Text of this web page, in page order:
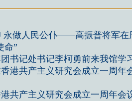
永做人民公仆——高振普将军在
命”
书记处书记李柯勇前来我馆学
港共产主义研究会成立一周年
共产主义研究会成立一周年会